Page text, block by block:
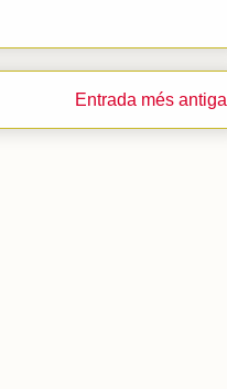
Entrada més antiga